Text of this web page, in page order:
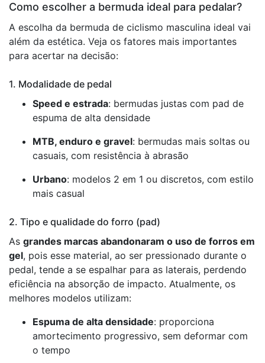
Como escolher a bermuda ideal para pedalar?
A escolha da bermuda de ciclismo masculina ideal vai
além da estética. Veja os fatores mais importantes
para acertar na decisão:
1. Modalidade de pedal
Speed e estrada: bermudas justas com pad de
espuma de alta densidade
MTB, enduro e gravel: bermudas mais soltas ou
casuais, com resistência à abrasão
Urbano: modelos 2 em 1 ou discretos, com estilo
mais casual
2. Tipo e qualidade do forro (pad)
As grandes marcas abandonaram o uso de forros em
gel, pois esse material, ao ser pressionado durante o
pedal, tende a se espalhar para as laterais, perdendo
eficiência na absorção de impacto. Atualmente, os
melhores modelos utilizam:
Espuma de alta densidade: proporciona
amortecimento progressivo, sem deformar com
o tempo